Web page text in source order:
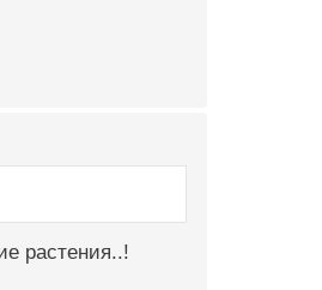
растения..!